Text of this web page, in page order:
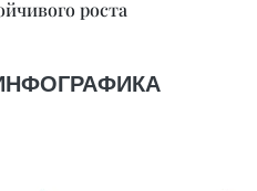
роста